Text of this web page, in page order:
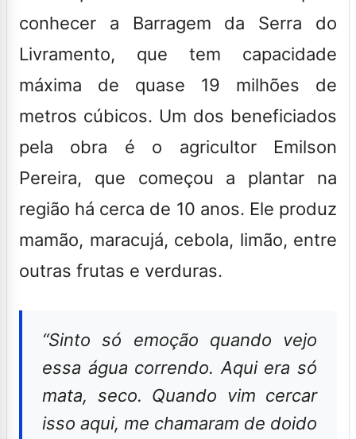
conhecer a Barragem da Serra do
Livramento, que tem capacidade
máxima de quase 19 milhões de
metros cúbicos. Um dos beneficiados
pela obra é o agricultor Emilson
Pereira, que começou a plantar na
região há cerca de 10 anos. Ele produz
mamão, maracujá, cebola, limão, entre
outras frutas e verduras.
“Sinto só emoção quando vejo
essa água correndo. Aqui era só
mata, seco. Quando vim cercar
isso aqui, me chamaram de doido